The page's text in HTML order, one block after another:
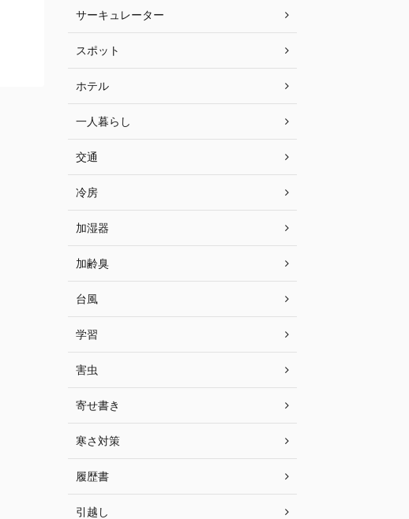
サーキュレーター
スポット
ホテル
一人暮らし
交通
冷房
加湿器
加齢臭
台風
学習
害虫
寄せ書き
寒さ対策
履歴書
引越し